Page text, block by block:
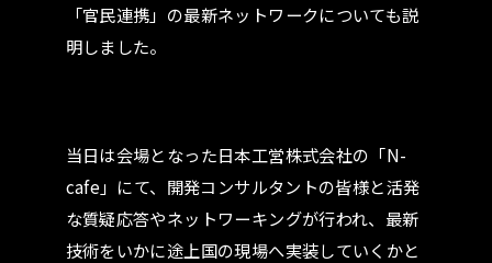
「官民連携」の最新ネットワークについても説
明しました。
当日は会場となった日本工営株式会社の「N-
cafe」にて、開発コンサルタントの皆様と活発
な質疑応答やネットワーキングが行われ、最新
技術をいかに途上国の現場へ実装していくかと